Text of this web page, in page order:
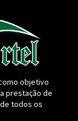
objetivo
prestação de
todos os